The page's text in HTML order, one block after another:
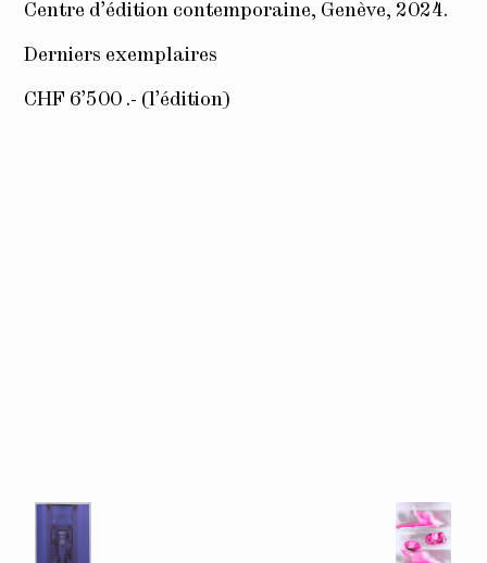
Centre d’édition contemporaine, Genève, 2024.
Derniers exemplaires
CHF 6’500 .- (l’édition)